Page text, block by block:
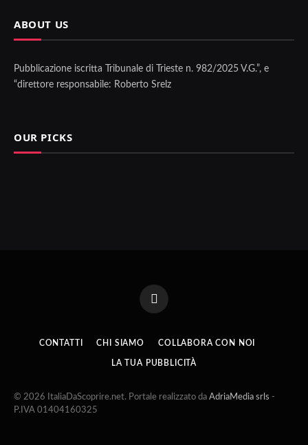
ABOUT US
Pubblicazione iscritta Tribunale di Trieste n. 982/2025 V.G.”, e
“direttore responsabile: Roberto Srelz
OUR PICKS
Facebook
CONTATTI CHI SIAMO COLLABORA CON NOI
LA TUA PUBBLICITÀ
© 2026 ItaliaDaScoprire.net. Portale realizzato da AdriaMedia srls -
P.IVA 01404160325